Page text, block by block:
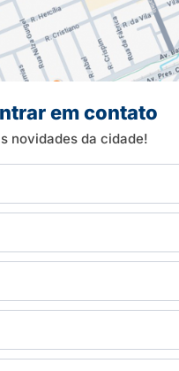
em contato
novidades da cidade!